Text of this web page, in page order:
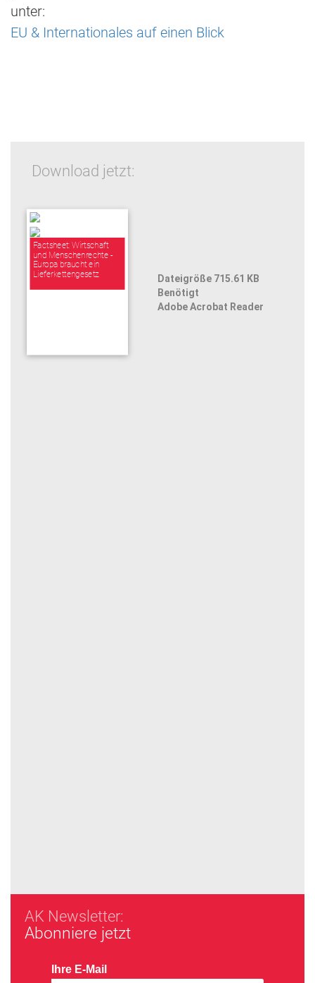
unter:
EU & Internationales auf einen Blick
Download jetzt:
Factsheet: Wirtschaft
und Menschenrechte -
Europa braucht ein
Lieferkettengesetz
Dateigröße 715.61 KB
Benötigt
Adobe Acrobat Reader
AK Newsletter:
Abonniere jetzt
Ihre E-Mail